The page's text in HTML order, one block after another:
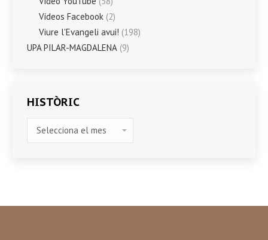
Vídeos Facebook (2)
Viure l'Evangeli avui! (198)
UPA PILAR-MAGDALENA (9)
HISTÒRIC